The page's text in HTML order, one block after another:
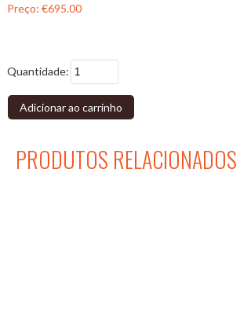
Preço: €695.00
Quantidade:
Adicionar ao carrinho
PRODUTOS RELACIONADOS